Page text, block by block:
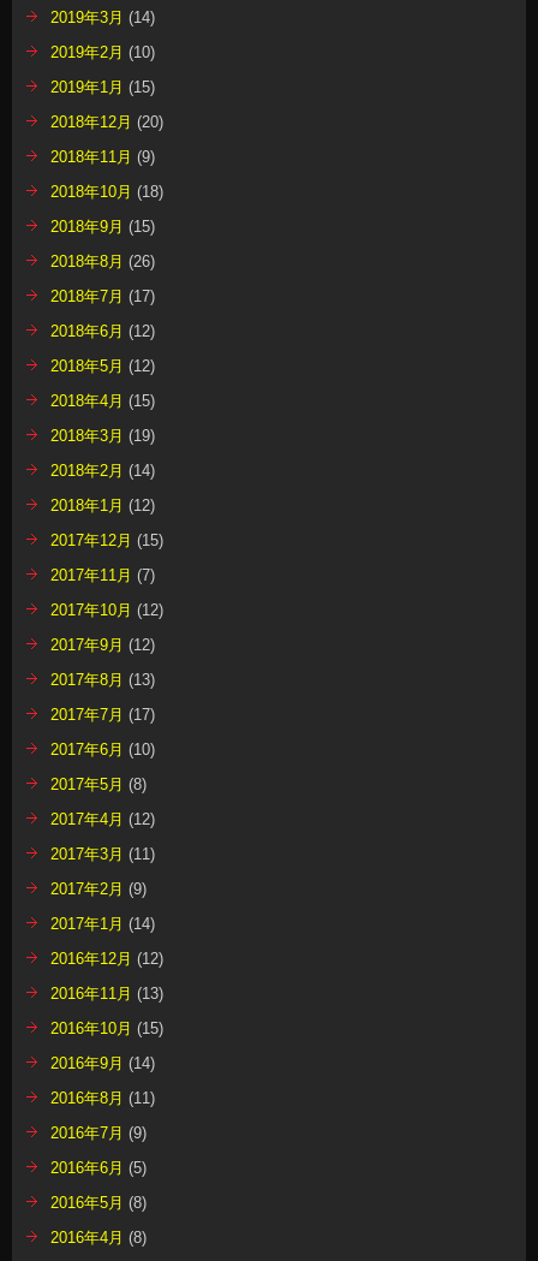
2019年3月 (14)
2019年2月 (10)
2019年1月 (15)
2018年12月 (20)
2018年11月 (9)
2018年10月 (18)
2018年9月 (15)
2018年8月 (26)
2018年7月 (17)
2018年6月 (12)
2018年5月 (12)
2018年4月 (15)
2018年3月 (19)
2018年2月 (14)
2018年1月 (12)
2017年12月 (15)
2017年11月 (7)
2017年10月 (12)
2017年9月 (12)
2017年8月 (13)
2017年7月 (17)
2017年6月 (10)
2017年5月 (8)
2017年4月 (12)
2017年3月 (11)
2017年2月 (9)
2017年1月 (14)
2016年12月 (12)
2016年11月 (13)
2016年10月 (15)
2016年9月 (14)
2016年8月 (11)
2016年7月 (9)
2016年6月 (5)
2016年5月 (8)
2016年4月 (8)